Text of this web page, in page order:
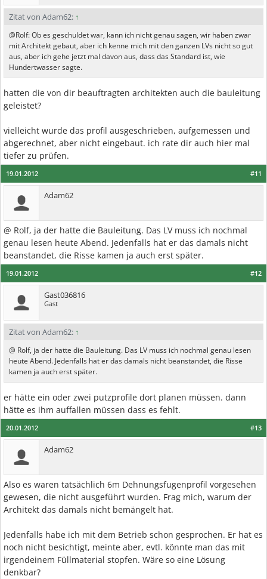
Zitat von Adam62: ↑
@Rolf: Ob es geschuldet war, kann ich nicht genau sagen, wir haben zwar
mit Architekt gebaut, aber ich kenne mich mit den ganzen LVs nicht so gut
aus, aber ich gehe jetzt mal davon aus, dass das Standard ist, wie
Hundertwasser sagte.
hatten die von dir beauftragten architekten auch die bauleitung
geleistet?
vielleicht wurde das profil ausgeschrieben, aufgemessen und
abgerechnet, aber nicht eingebaut. ich rate dir auch hier mal
tiefer zu prüfen.
#11
19.01.2012
Adam62
@ Rolf, ja der hatte die Bauleitung. Das LV muss ich nochmal
genau lesen heute Abend. Jedenfalls hat er das damals nicht
beanstandet, die Risse kamen ja auch erst später.
#12
19.01.2012
Gast036816
Gast
Zitat von Adam62: ↑
@ Rolf, ja der hatte die Bauleitung. Das LV muss ich nochmal genau lesen
heute Abend. Jedenfalls hat er das damals nicht beanstandet, die Risse
kamen ja auch erst später.
er hätte ein oder zwei putzprofile dort planen müssen. dann
hätte es ihm auffallen müssen dass es fehlt.
#13
20.01.2012
Adam62
Also es waren tatsächlich 6m Dehnungsfugenprofil vorgesehen
gewesen, die nicht ausgeführt wurden. Frag mich, warum der
Architekt das damals nicht bemängelt hat.
Jedenfalls habe ich mit dem Betrieb schon gesprochen. Er hat es
noch nicht besichtigt, meinte aber, evtl. könnte man das mit
irgendeinem Füllmaterial stopfen. Wäre so eine Lösung
denkbar?